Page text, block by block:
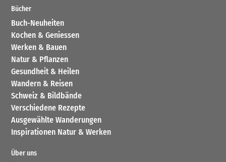
Bücher
Buch-Neuheiten
Kochen & Geniessen
Werken & Bauen
Natur & Pflanzen
Gesundheit & Heilen
Wandern & Reisen
Schweiz & Bildbände
Verschiedene Rezepte
Ausgewählte Wanderungen
Inspirationen Natur & Werken
Über uns